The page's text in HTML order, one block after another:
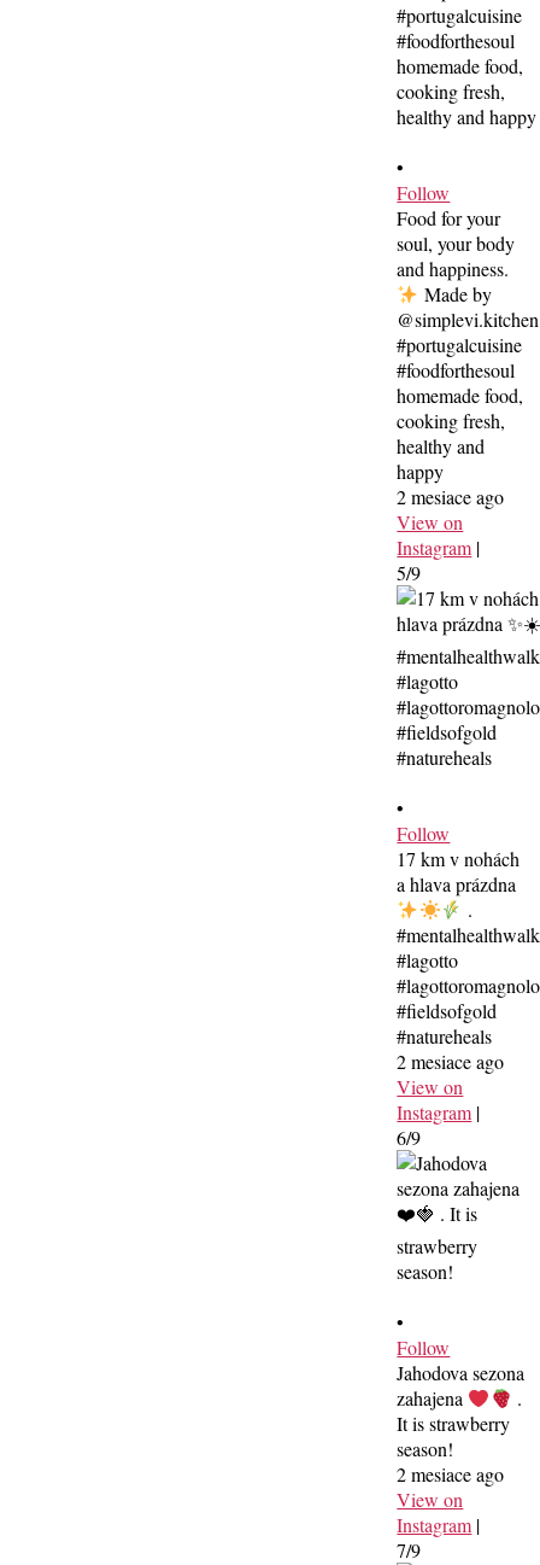
•
Follow
Food for your
soul, your body
and happiness.
Made by
@simplevi.kitchen
#portugalcuisine
#foodforthesoul
homemade food,
cooking fresh,
healthy and
happy
2 mesiace ago
View on
Instagram |
5/9
•
Follow
17 km v nohách
a hlava prázdna
.
#mentalhealthwalk
#lagotto
#fieldsofgold
#natureheals
2 mesiace ago
View on
Instagram |
6/9
•
Follow
Jahodova sezona
zahajena
.
It is strawberry
season!
2 mesiace ago
View on
Instagram |
7/9